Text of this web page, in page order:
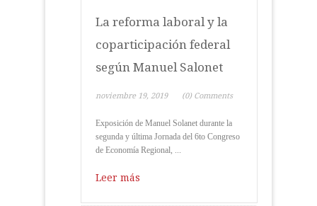
La reforma laboral y la
coparticipación federal
según Manuel Salonet
noviembre 19, 2019 (0) Comments
Exposición de Manuel Solanet durante la
segunda y última Jornada del 6to Congreso
de Economía Regional, ...
Leer más